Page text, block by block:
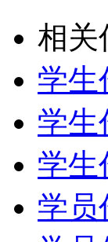
相关
学生
学生
学生
学员